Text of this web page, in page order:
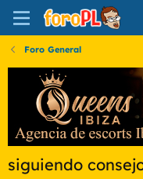
Foro General
siguiendo